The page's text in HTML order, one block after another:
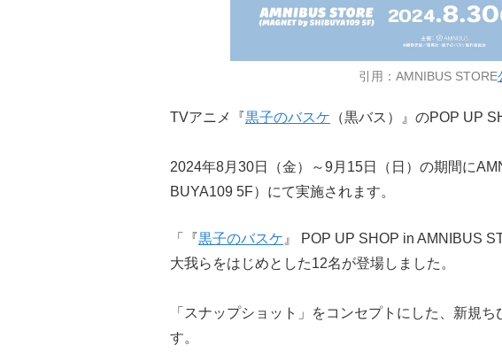
引用：AMNIBUS STORE
TVアニメ『黒子のバスケ （黒バス）』のPOP UP
2024年8月30日（金）～9月15日（日）の期間に
BUYA109 5F）にて実施されます。
「『黒子のバスケ 』 POP UP SHOP in AMNIBUS
大我らをはじめとした12名が登場しました。
「スナップショット」をコンセプトにした、新規
す。